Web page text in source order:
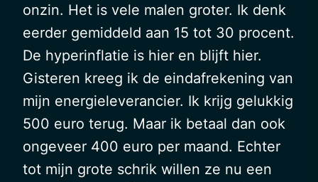
onzin. Het is vele malen groter. Ik denk
eerder gemiddeld aan 15 tot 30 procent.
De hyperinflatie is hier en blijft hier.
Gisteren kreeg ik de eindafrekening van
mijn energieleverancier. Ik krijg gelukkig
500 euro terug. Maar ik betaal dan ook
ongeveer 400 euro per maand. Echter
tot mijn grote schrik willen ze nu een